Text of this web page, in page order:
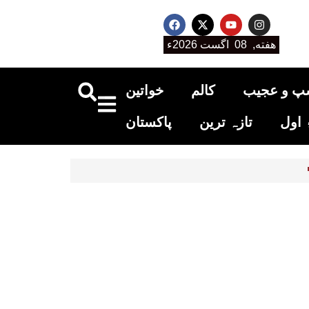
هفته, 08 اگست 2026ء
خواتین کالم و عجیب
پاکستان تازہ ترین اول